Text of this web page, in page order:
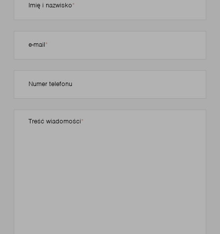
Imię i nazwisko
e-mail
Numer telefonu
Treść wiadomości